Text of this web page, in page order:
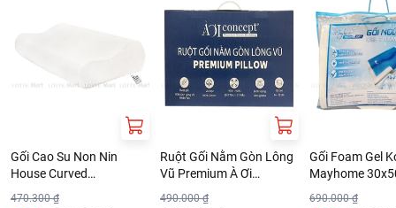
Tên công ty: Công ty TNHH Vietmadeco
Địa chỉ: Tầng 8, Tòa nhà Loyal, 151 Võ Thị Sáu, Phường Xuân
Hòa, Thành phố Hồ Chí Minh, Việt Nam
Chi nhánh: 352 Giải Phóng, Phường Phương Liệt, Thành phố
Hà Nội, Việt Nam
Gối Cao Su Non Nin
House Curved
470.300 ₫
Ruột Gối Nằm Gòn Lông
Vũ Premium À Ơi
490.000 ₫
Gối Foam Gel
Mayhome
690.000 ₫